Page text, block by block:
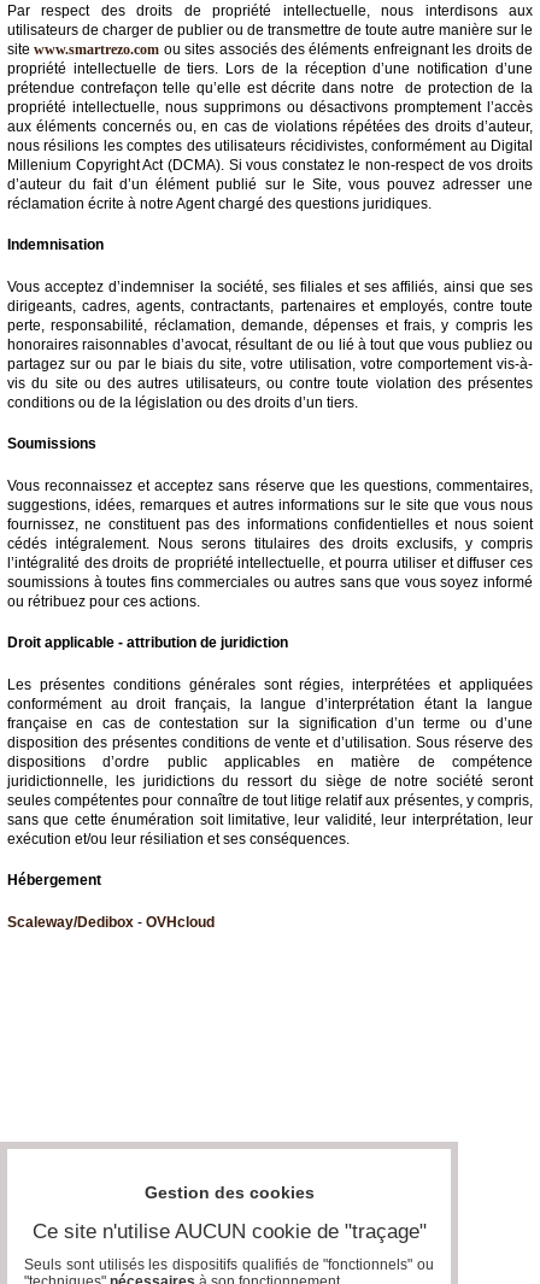
Par respect des droits de propriété intellectuelle, nous interdisons aux
utilisateurs de charger de publier ou de transmettre de toute autre manière sur le
sitewww.smartrezo.com ou sites associés des éléments enfreignant les droits de
propriété intellectuelle de tiers. Lors de la réception d’une notification d’une
prétendue contrefaçon telle qu’elle est décrite dans notre de protection de la
propriété intellectuelle, nous supprimons ou désactivons promptement l’accès
aux éléments concernés ou, en cas de violations répétées des droits d’auteur,
nous résilions les comptes des utilisateurs récidivistes, conformément au Digital
Millenium Copyright Act (DCMA). Si vous constatez le non-respect de vos droits
d’auteur du fait d’un élément publié sur le Site, vous pouvez adresser une
réclamation écrite à notre Agent chargé des questions juridiques.
Indemnisation
Vous acceptez d’indemniser la société, ses filiales et ses affiliés, ainsi que ses
dirigeants, cadres, agents, contractants, partenaires et employés, contre toute
perte, responsabilité, réclamation, demande, dépenses et frais, y compris les
honoraires raisonnables d’avocat, résultant de ou lié à tout que vous publiez ou
partagez sur ou par le biais du site, votre utilisation, votre comportement vis-à-
vis du site ou des autres utilisateurs, ou contre toute violation des présentes
conditions ou de la législation ou des droits d’un tiers.
Soumissions
Vous reconnaissez et acceptez sans réserve que les questions, commentaires,
suggestions, idées, remarques et autres informations sur le site que vous nous
fournissez, ne constituent pas des informations confidentielles et nous soient
cédés intégralement. Nous serons titulaires des droits exclusifs, y compris
l’intégralité des droits de propriété intellectuelle, et pourra utiliser et diffuser ces
soumissions à toutes fins commerciales ou autres sans que vous soyez informé
ou rétribuez pour ces actions.
Droit applicable - attribution de juridiction
Les présentes conditions générales sont régies, interprétées et appliquées
conformément au droit français, la langue d’interprétation étant la langue
française en cas de contestation sur la signification d’un terme ou d’une
disposition des présentes conditions de vente et d’utilisation. Sous réserve des
dispositions d’ordre public applicables en matière de compétence
juridictionnelle, les juridictions du ressort du siège de notre société seront
seules compétentes pour connaître de tout litige relatif aux présentes, y compris,
sans que cette énumération soit limitative, leur validité, leur interprétation, leur
exécution et/ou leur résiliation et ses conséquences.
Hébergement
Scaleway/Dedibox - OVHcloud
Gestion des cookies
Ce site n'utilise AUCUN cookie de "traçage"
Seuls sont utilisés les dispositifs qualifiés de "fonctionnels" ou